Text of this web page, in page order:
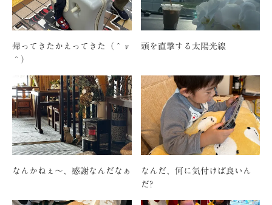
帰ってきたかえってきた（＾ν
＾）
頭を直撃する太陽光線
なんかねぇ〜、感謝なんだなぁ
なんだ、何に気付けば良いん
だ?